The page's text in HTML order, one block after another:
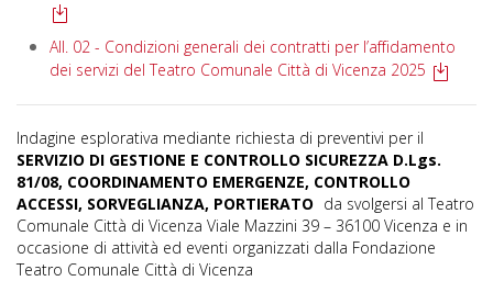
All. 02 - Condizioni generali dei contratti per l’affidamento
dei servizi del Teatro Comunale Città di Vicenza 2025
Indagine esplorativa mediante richiesta di preventivi per il
SERVIZIO DI GESTIONE E CONTROLLO SICUREZZA D.Lgs.
81/08, COORDINAMENTO EMERGENZE, CONTROLLO
ACCESSI, SORVEGLIANZA, PORTIERATO da svolgersi al Teatro
Comunale Città di Vicenza Viale Mazzini 39 – 36100 Vicenza e in
occasione di attività ed eventi organizzati dalla Fondazione
Teatro Comunale Città di Vicenza